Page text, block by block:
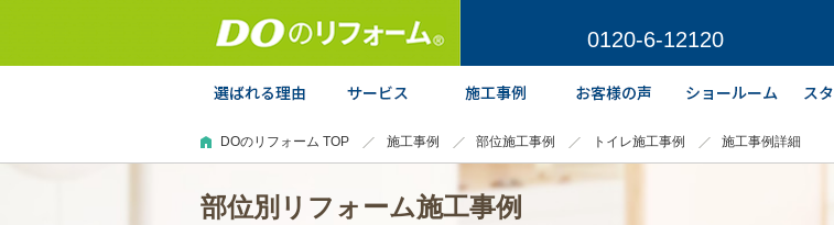
0120-6-12120
DOのリフォーム TOP 施工事例 部位施工事例 トイレ施工事例 施工事例詳細
部位別リフォーム施工事例